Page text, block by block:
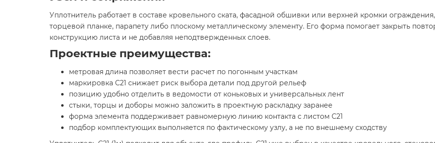
Уплотнитель работает в составе кровельного ската, фасадной обшивки или верхней кромки
торцевой планке, парапету либо плоскому металлическому элементу. Его форма помогает закрыть
конструкцию листа и не добавляя неподтвержденных слоев.
Проектные преимущества:
метровая длина позволяет вести расчет по погонным участкам
маркировка C21 снижает риск выбора детали под другой рельеф
позицию удобно отделить в ведомости от коньковых и универсальных лент
стыки, торцы и доборы можно заложить в проектную раскладку заранее
форма элемента поддерживает равномерную линию контакта с листом C21
подбор комплектующих выполняется по фактическому узлу, а не по внешнему сходству